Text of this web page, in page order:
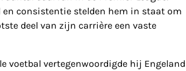
consistentie stelden hem in staat om
deel van zijn carrière een vaste
voetbal vertegenwoordigde hij Engeland